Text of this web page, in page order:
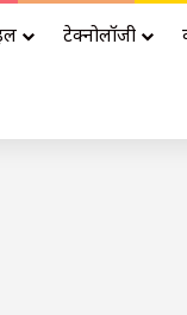
टेक्नोलॉजी